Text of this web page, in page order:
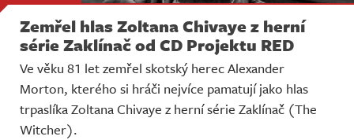
Zemřel hlas Zoltana Chivaye z herní
série Zaklínač od CD Projektu RED
Ve věku 81 let zemřel skotský herec Alexander
Morton, kterého si hráči nejvíce pamatují jako hlas
trpaslíka Zoltana Chivaye z herní série Zaklínač (The
Witcher).